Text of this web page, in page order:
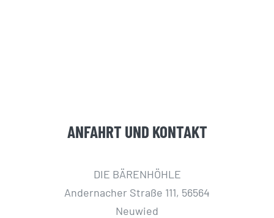
ANFAHRT UND KONTAKT
DIE BÄRENHÖHLE
Andernacher Straße 111, 56564
Neuwied